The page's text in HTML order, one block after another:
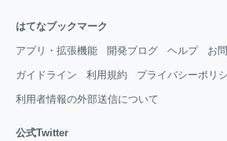
はてなブックマーク
アプリ・拡張機能 開発ブログ ヘルプ お
ガイドライン 利用規約 プライバシーポリ
利用者情報の外部送信について
公式Twitter